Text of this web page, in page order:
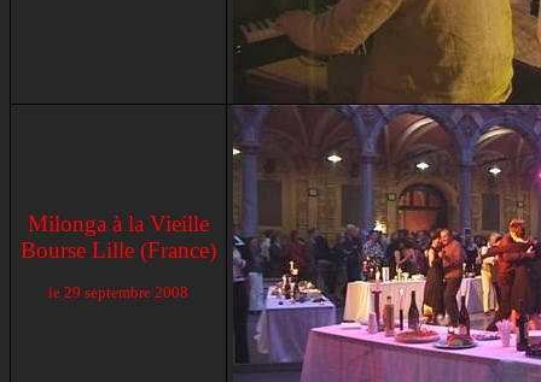
Milonga à la Vieille
Bourse Lille (France)
le 29 septembre 2008